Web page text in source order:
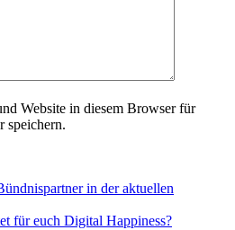
Website in diesem Browser für
speichern.
in der aktuellen
für euch Digital Happiness?